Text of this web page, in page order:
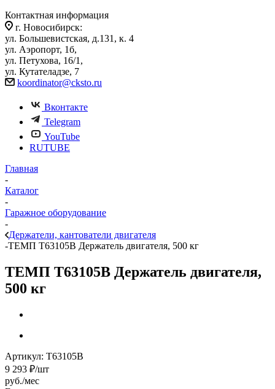
Контактная информация
г. Новосибирск:
ул. Большевистская, д.131, к. 4
ул. Аэропорт, 1б,
ул. Петухова, 16/1,
ул. Кутателадзе, 7
koordinator@cksto.ru
Вконтакте
Telegram
YouTube
RUTUBE
Главная
-
Каталог
-
Гаражное оборудование
-
Держатели, кантователи двигателя
-ТЕМП T63105B Держатель двигателя, 500 кг
ТЕМП T63105B Держатель двигателя,
500 кг
Артикул: T63105B
9 293 ₽/шт
руб./мес